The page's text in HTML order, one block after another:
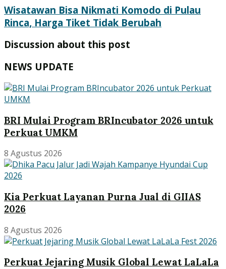
Wisatawan Bisa Nikmati Komodo di Pulau
Rinca, Harga Tiket Tidak Berubah
Discussion about this post
NEWS UPDATE
BRI Mulai Program BRIncubator 2026 untuk
Perkuat UMKM
8 Agustus 2026
Kia Perkuat Layanan Purna Jual di GIIAS
2026
8 Agustus 2026
Perkuat Jejaring Musik Global Lewat LaLaLa